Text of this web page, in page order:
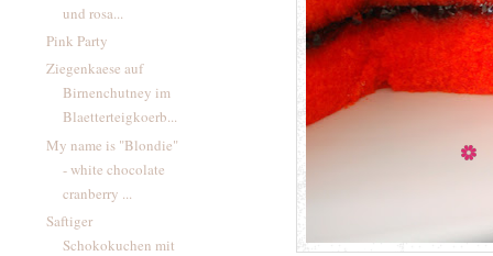
und rosa...
Pink Party
Ziegenkaese auf
Birnenchutney im
Blaetterteigkoerb...
My name is "Blondie"
- white chocolate
cranberry ...
Saftiger
Schokokuchen mit